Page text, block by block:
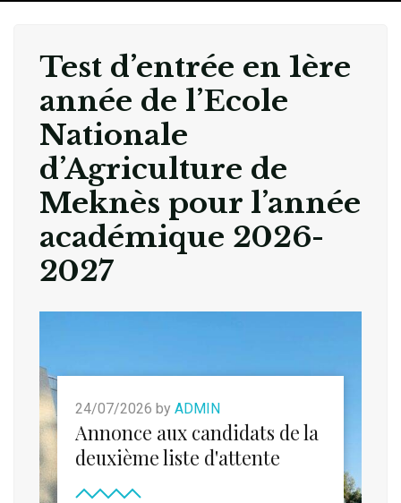
Test d’entrée en 1ère
année de l’Ecole
Nationale
d’Agriculture de
Meknès pour l’année
académique 2026-
2027
24/07/2026 by ADMIN
Annonce aux candidats de la
deuxième liste d'attente